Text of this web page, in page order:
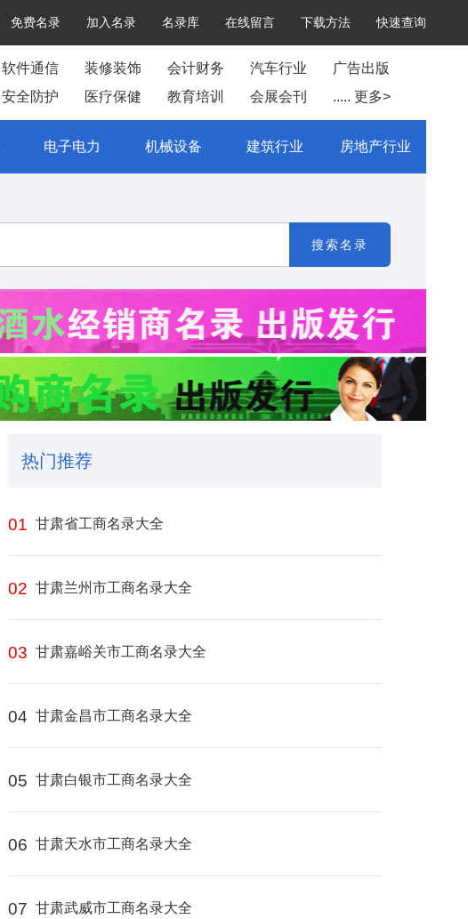
免费名录 加入名录 名录库 在线留言 下载方法 快速查询
软件通信 装修装饰 会计财务 汽车行业
广告出版
安全防护 医疗保健 教育培训 会展会刊 ..... 更多>
电子电力 机械设备 建筑行业 房地产行业
搜索名录
热门推荐
01 甘肃省工商名录大全
02 甘肃兰州市工商名录大全
03 甘肃嘉峪关市工商名录大全
04 甘肃金昌市工商名录大全
05 甘肃白银市工商名录大全
06 甘肃天水市工商名录大全
07 甘肃武威市工商名录大全